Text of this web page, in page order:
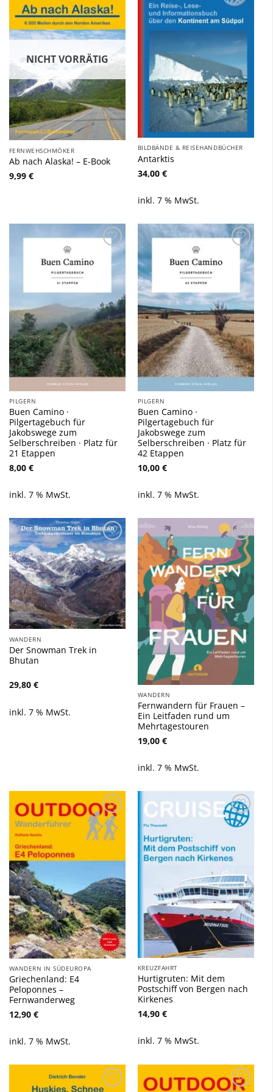
Zu
Wunschliste
hinzufügen
NICHT VORRÄTIG
FERNWEHSCHMÖKER
Ab nach Alaska! – E-Book
9,99 €
Zu
Wunschliste
hinzufügen
BILDBÄNDE & REISEHANDBÜCHER
Antarktis
34,00 €
inkl. 7 % MwSt.
Wunschliste
hinzufügen
PILGERN
Buen Camino ·
Pilgertagebuch für
Jakobswege zum
Selberschreiben · Platz für
21 Etappen
8,00 €
inkl. 7 % MwSt.
Wunschliste
hinzufügen
PILGERN
Buen Camino ·
Pilgertagebuch für
Jakobswege zum
Selberschreiben · Platz für
42 Etappen
10,00 €
inkl. 7 % MwSt.
Zu
Wunschliste
hinzufügen
WANDERN
Der Snowman Trek in
Bhutan
29,80 €
inkl. 7 % MwSt.
Zu
Wunschliste
hinzufügen
WANDERN
Fernwandern für Frauen –
Ein Leitfaden rund um
Mehrtagestouren
19,00 €
inkl. 7 % MwSt.
Zu
Wunschliste
hinzufügen
WANDERN IN SÜDEUROPA
Griechenland: E4
Peloponnes –
Fernwanderweg
12,90 €
inkl. 7 % MwSt.
Zu
KREUZFAHRT
Hurtigruten: Mit dem
Postschiff von Bergen nach
Kirkenes
14,90 €
inkl. 7 % MwSt.